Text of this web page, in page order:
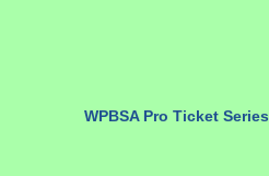
WPBSA Pro Ticket